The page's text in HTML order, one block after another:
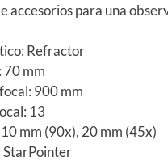
accesorios para una
Refractor
mm
900 mm
13
mm (90x), 20 mm (45x)
StarPointer